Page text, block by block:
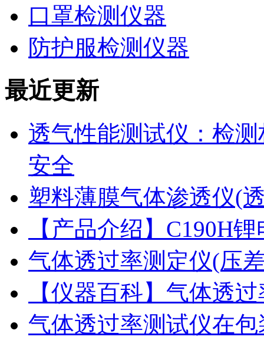
口罩检测仪器
防护服检测仪器
最近更新
透气性能测试仪：检
安全
塑料薄膜气体渗透仪(
【产品介绍】C190H
气体透过率测定仪(压
【仪器百科】气体透
气体透过率测试仪在